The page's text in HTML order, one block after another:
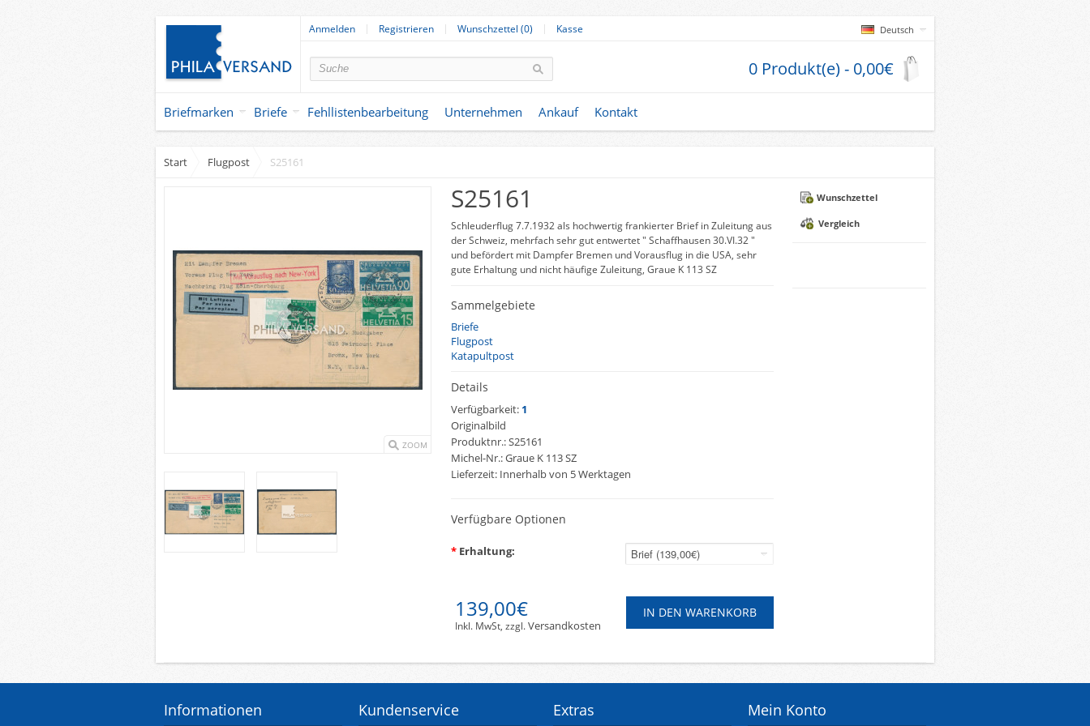
Deutsch
Anmelden Registrieren Wunschzettel (0) Kasse
0 Produkt(e) - 0,00€
Briefmarken Briefe Fehllistenbearbeitung Unternehmen Ankauf Kontakt
Start Flugpost S25161
ZOOM
S25161
Schleuderflug 7.7.1932 als hochwertig frankierter Brief in Zuleitung aus
der Schweiz, mehrfach sehr gut entwertet " Schaffhausen 30.VI.32 "
und befördert mit Dampfer Bremen und Vorausflug in die USA, sehr
gute Erhaltung und nicht häufige Zuleitung, Graue K 113 SZ
Sammelgebiete
Briefe
Flugpost
Katapultpost
Details
Verfügbarkeit: 1
Originalbild
Produktnr.:S25161
Michel-Nr.:Graue K 113 SZ
Lieferzeit: Innerhalb von 5 Werktagen
Verfügbare Optionen
* Erhaltung:
139,00€
Inkl. MwSt, zzgl.Versandkosten
Wunschzettel
Vergleich
Informationen Kundenservice Extras Mein Konto